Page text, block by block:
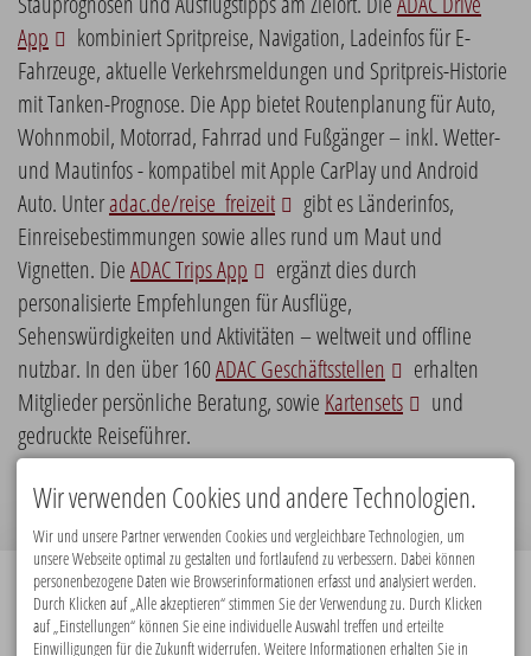
App
kombiniert Spritpreise, Navigation, Ladeinfos für E-
Fahrzeuge, aktuelle Verkehrsmeldungen und Spritpreis-Historie
mit Tanken-Prognose. Die App bietet Routenplanung für Auto,
Wohnmobil, Motorrad, Fahrrad und Fußgänger – inkl. Wetter-
und Mautinfos - kompatibel mit Apple CarPlay und Android
Auto. Unteradac.de/reise_freizeit
gibt es Länderinfos,
Einreisebestimmungen sowie alles rund um Maut und
Vignetten. DieADAC Trips App
ergänzt dies durch
personalisierte Empfehlungen für Ausflüge,
Sehenswürdigkeiten und Aktivitäten – weltweit und offline
nutzbar. In den über 160ADAC Geschäftsstellen
erhalten
Mitglieder persönliche Beratung, sowie Kartensets
und
gedruckte Reiseführer.
www.adac.de
Premiumpartner:
Wir verwenden Cookies und andere Technologien.
Wir und unsere Partner verwenden Cookies und vergleichbare Technologien, um
unsere Webseite optimal zu gestalten und fortlaufend zu verbessern. Dabei können
personenbezogene Daten wie Browserinformationen erfasst und analysiert werden.
Durch Klicken auf „Alle akzeptieren“ stimmen Sie der Verwendung zu. Durch Klicken
auf „Einstellungen“ können Sie eine individuelle Auswahl treffen und erteilte
Einwilligungen für die Zukunft widerrufen. Weitere Informationen erhalten Sie in